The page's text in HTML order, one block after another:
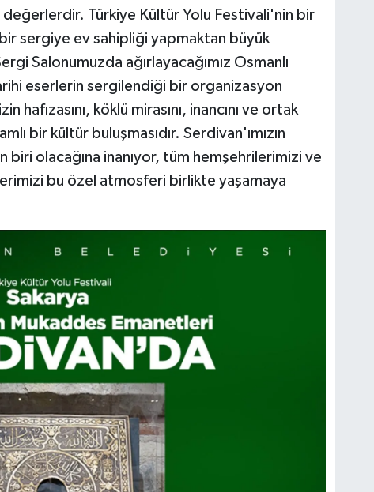
Türkiye Kültür Yolu Festivali'nin bir
sergiye ev sahipliği yapmaktan büyük
Salonumuzda ağırlayacağımız Osmanlı
eserlerin sergilendiği bir organizasyon
köklü mirasını, inancını ve ortak
bir kültür buluşmasıdır. Serdivan'ımızın
biri olacağına inanıyor, tüm hemşehrilerimizi ve
bu özel atmosferi birlikte yaşamaya